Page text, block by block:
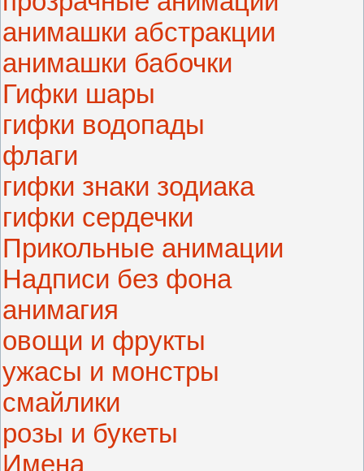
анимашки абстракции
анимашки бабочки
Гифки шары
гифки водопады
флаги
гифки знаки зодиака
гифки сердечки
Прикольные анимации
Надписи без фона
анимагия
овощи и фрукты
ужасы и монстры
смайлики
розы и букеты
Имена